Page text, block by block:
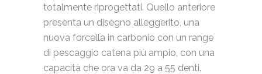
totalmente riprogettati. Quello anteriore
presenta un disegno alleggerito, una
nuova forcella in carbonio con un range
di pescaggio catena più ampio, con una
capacità che ora va da 29 a 55 denti.